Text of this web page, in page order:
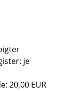
je
20,00 EUR